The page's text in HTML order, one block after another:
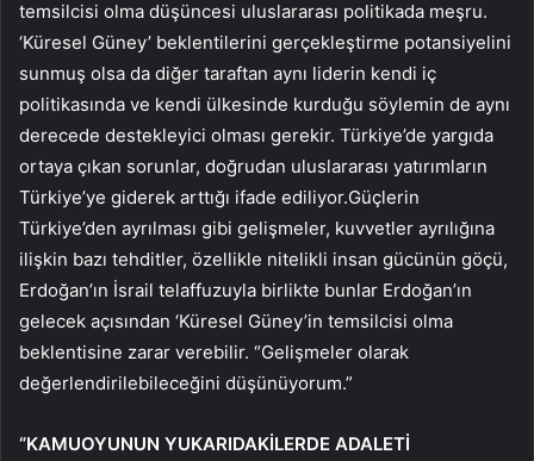
temsilcisi olma düşüncesi uluslararası politikada meşru.
‘Küresel Güney’ beklentilerini gerçekleştirme potansiyelini
sunmuş olsa da diğer taraftan aynı liderin kendi iç
politikasında ve kendi ülkesinde kurduğu söylemin de aynı
derecede destekleyici olması gerekir. Türkiye’de yargıda
ortaya çıkan sorunlar, doğrudan uluslararası yatırımların
Türkiye’ye giderek arttığı ifade ediliyor.Güçlerin
Türkiye’den ayrılması gibi gelişmeler, kuvvetler ayrılığına
ilişkin bazı tehditler, özellikle nitelikli insan gücünün göçü,
Erdoğan’ın İsrail telaffuzuyla birlikte bunlar Erdoğan’ın
gelecek açısından ‘Küresel Güney’in temsilcisi olma
beklentisine zarar verebilir. “Gelişmeler olarak
değerlendirilebileceğini düşünüyorum.”
“KAMUOYUNUN YUKARIDAKİLERDE ADALETİ